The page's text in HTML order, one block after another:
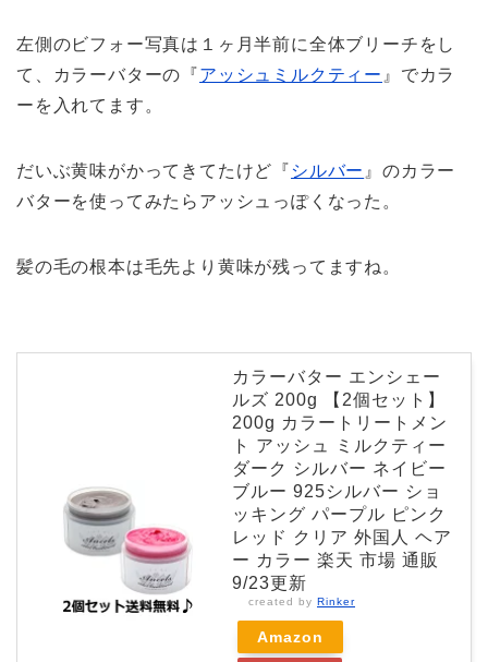
左側のビフォー写真は１ヶ月半前に全体ブリーチをし
て、カラーバターの『アッシュミルクティー 』でカラ
ーを入れてます。
だいぶ黄味がかってきてたけど『 シルバー 』のカラー
バターを使ってみたらアッシュっぽくなった。
髪の毛の根本は毛先より黄味が残ってますね。
カラーバター エンシェー
ルズ 200g 【2個セット】
200g カラートリートメン
ト アッシュ ミルクティー
ダーク シルバー ネイビー
ブルー 925シルバー ショ
ッキング パープル ピンク
レッド クリア 外国人 ヘア
ー カラー 楽天 市場 通販
9/23更新
created by Rinker
Amazon